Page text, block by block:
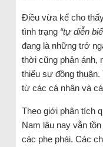
Điều vừa kể cho
tình trạng “tự diễn
đang là những trở
thời cũng phản ánh,
thiếu sự đồng
từ các cá nhân và
Theo giới phân tích
Nam lâu nay vẫn
các phe phái. Các